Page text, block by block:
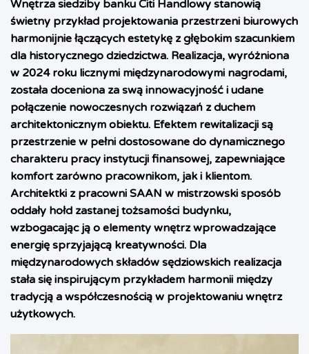
Wnętrza siedziby banku Citi Handlowy stanowią
świetny przykład projektowania przestrzeni biurowych
harmonijnie łączących estetykę z głębokim szacunkiem
dla historycznego dziedzictwa. Realizacja, wyróżniona
w 2024 roku licznymi międzynarodowymi nagrodami,
została doceniona za swą innowacyjność i udane
połączenie nowoczesnych rozwiązań z duchem
architektonicznym obiektu. Efektem rewitalizacji są
przestrzenie w pełni dostosowane do dynamicznego
charakteru pracy instytucji finansowej, zapewniające
komfort zarówno pracownikom, jak i klientom.
Architektki z pracowni SAAN w mistrzowski sposób
oddały hołd zastanej tożsamości budynku,
wzbogacając ją o elementy wnętrz wprowadzające
energię sprzyjającą kreatywności. Dla
międzynarodowych składów sędziowskich realizacja
stała się inspirującym przykładem harmonii między
tradycją a współczesnością w projektowaniu wnętrz
użytkowych.